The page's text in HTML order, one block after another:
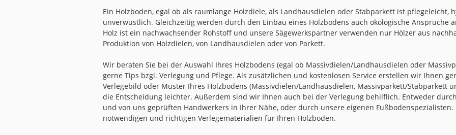
Ein Holzboden, egal ob als raumlange Holzdiele, als Landhausdielen oder Stabparkett ist pflegeleicht,
unverwüstlich. Gleichzeitig werden durch den Einbau eines Holzbodens auch ökologische Ansprüche
Holz ist ein nachwachsender Rohstoff und unsere Sägewerkspartner verwenden nur Hölzer aus
Produktion von Holzdielen, von Landhausdielen oder von Parkett.
Wir beraten Sie bei der Auswahl Ihres Holzbodens (egal ob Massivdielen/Landhausdielen oder
gerne Tips bzgl. Verlegung und Pflege. Als zusätzlichen und kostenlosen Service erstellen wir Ihnen
Verlegebild oder Muster Ihres Holzbodens (Massivdielen/Landhausdielen, Massivparkett/Stabparkett
die Entscheidung leichter. Außerdem sind wir Ihnen auch bei der Verlegung behilflich. Entweder
und von uns geprüften Handwerkers in Ihrer Nähe, oder durch unsere eigenen
notwendigen und richtigen Verlegematerialien für Ihren Holzboden.